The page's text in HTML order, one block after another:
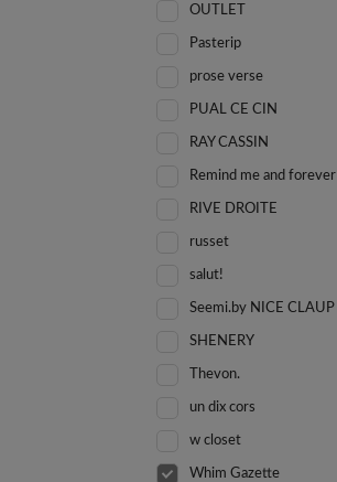
OUTLET
Pasterip
prose verse
PUAL CE CIN
RAY CASSIN
Remind me and forever
RIVE DROITE
russet
salut!
Seemi.by NICE CLAUP
SHENERY
Thevon.
un dix cors
w closet
Whim Gazette